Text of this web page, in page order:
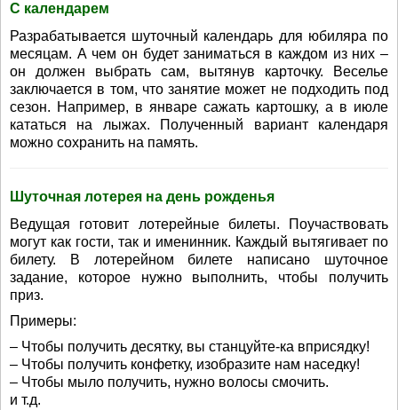
С календарем
Разрабатывается шуточный календарь для юбиляра по
месяцам. А чем он будет заниматься в каждом из них –
он должен выбрать сам, вытянув карточку. Веселье
заключается в том, что занятие может не подходить под
сезон. Например, в январе сажать картошку, а в июле
кататься на лыжах. Полученный вариант календаря
можно сохранить на память.
Шуточная лотерея на день рожденья
Ведущая готовит лотерейные билеты. Поучаствовать
могут как гости, так и именинник. Каждый вытягивает по
билету. В лотерейном билете написано шуточное
задание, которое нужно выполнить, чтобы получить
приз.
Примеры:
– Чтобы получить десятку, вы станцуйте-ка вприсядку!
– Чтобы получить конфетку, изобразите нам наседку!
– Чтобы мыло получить, нужно волосы смочить.
и т.д.